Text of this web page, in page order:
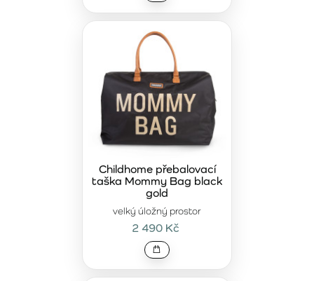
velký úložný prostor
Childhome přebalovací
taška Mommy Bag black
gold
2 490 Kč